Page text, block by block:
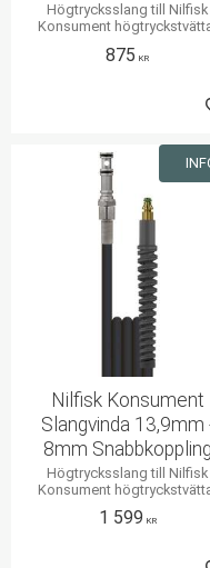
Högtrycksslang till Nilfisk
Konsument
875 KR
Nilfisk Konsument
Slangvinda 13,9mm
8mm Snabbkoppling
Högtrycksslang till Nilfisk
Konsument
1 599 KR